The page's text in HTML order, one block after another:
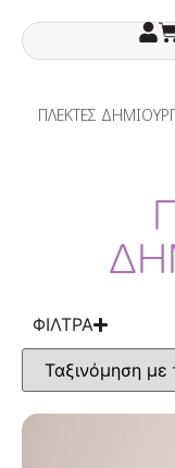
ΠΛΕΚΤΕΣ
ΦΙΛΤΡΑ